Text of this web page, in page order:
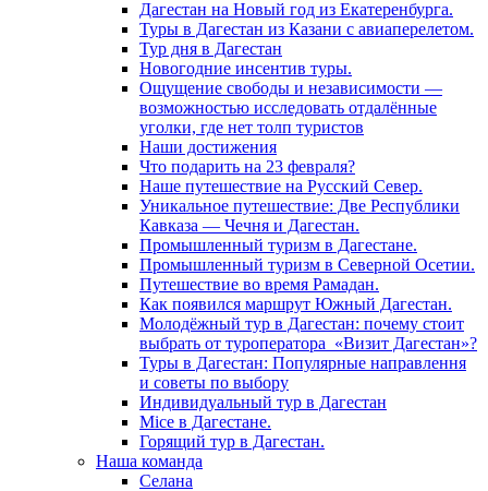
Дагестан на Новый год из Екатеренбурга.
Туры в Дагестан из Казани с авиаперелетом.
Тур дня в Дагестан
Новогодние инсентив туры.
Ощущение свободы и независимости —
возможностью исследовать отдалённые
уголки, где нет толп туристов
Наши достижения
Что подарить на 23 февраля?
Наше путешествие на Русский Север.
Уникальное путешествие: Две Республики
Кавказа — Чечня и Дагестан.
Промышленный туризм в Дагестане.
Промышленный туризм в Северной Осетии.
Путешествие во время Рамадан.
Как появился маршрут Южный Дагестан.
Молодёжный тур в Дагестан: почему стоит
выбрать от туроператора «Визит Дагестан»?
Туры в Дагестан: Популярные направлення
и советы по выбору
Индивидуальный тур в Дагестан
Mice в Дагестане.
Горящий тур в Дагестан.
Наша команда
Селана